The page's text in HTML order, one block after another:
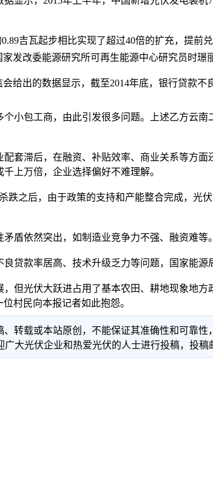
吉瓦起步相比实现了超过40倍的扩充，提前
改委能源研究所可再生能源中心研究员时璟
出的数据显示，截至2014年底，银行贷款不良
包工商，由此引发很多问题。上述乙方云南
滞后，在融资、补贴效率、商业关系等方面
上万倍，企业选择偏好不难理解。
之后，由于政策的支持和产能整合完成，光
依然突出，如制造业竞争力不强、融资难等。
款率居高、技术升级乏力等问题，国家能源
光伏大跃进占用了基本农田、耕地现象地方
村民向本报记者如此抱怨。
转载或本站原创，不能保证其准确性和可靠
光伏企业和热爱光伏的人士进行投稿，投稿邮